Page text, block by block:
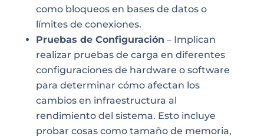
como bloqueos en bases de datos o
límites de conexiones.
Pruebas de Configuración – Implican
realizar pruebas de carga en diferentes
configuraciones de hardware o software
para determinar cómo afectan los
cambios en infraestructura al
rendimiento del sistema. Esto incluye
probar cosas como tamaño de memoria,